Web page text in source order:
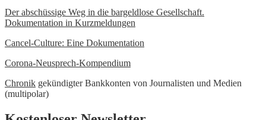
Der abschüssige Weg in die bargeldlose Gesellschaft.
Dokumentation in Kurzmeldungen
Cancel-Culture: Eine Dokumentation
Corona-Neusprech-Kompendium
Chronik gekündigter Bankkonten von Journalisten und Medien
(multipolar)